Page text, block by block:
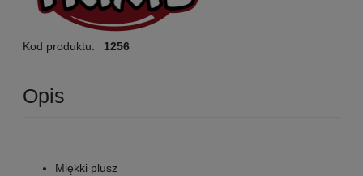
Kod produktu: 1256
Opis
Miękki plusz